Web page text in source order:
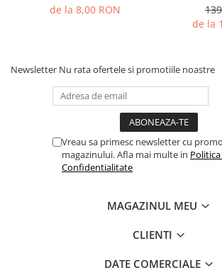
de la 8,00 RON
de la
Newsletter Nu rata ofertele si promotiile noastre
Vreau sa primesc newsletter cu
magazinului. Afla mai multe in
Confidentialitate
MAGAZINUL MEU
CLIENTI
DATE COMERCIALE